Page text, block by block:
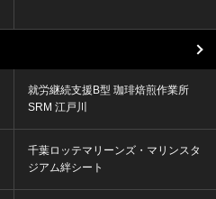
就労継続支援B型 珈琲焙煎作業所
SRM 江戸川
千葉ロッテマリーンズ・マリンスタ
ジアム絆シート